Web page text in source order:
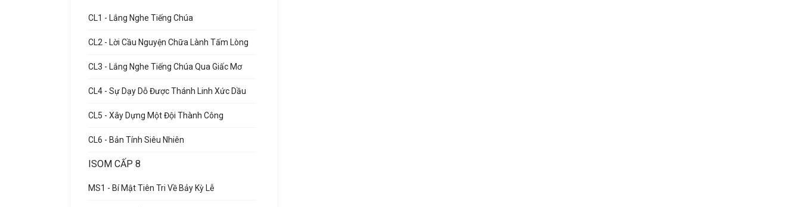
CL1 - Lắng Nghe Tiếng Chúa
CL2 - Lời Cầu Nguyện Chữa Lành Tấm Lòng
CL3 - Lắng Nghe Tiếng Chúa Qua Giấc Mơ
CL4 - Sự Dạy Dỗ Được Thánh Linh Xức Dầu
CL5 - Xây Dựng Một Đội Thành Công
CL6 - Bản Tính Siêu Nhiên
ISOM CẤP 8
MS1 - Bí Mật Tiên Tri Về Bảy Kỳ Lễ